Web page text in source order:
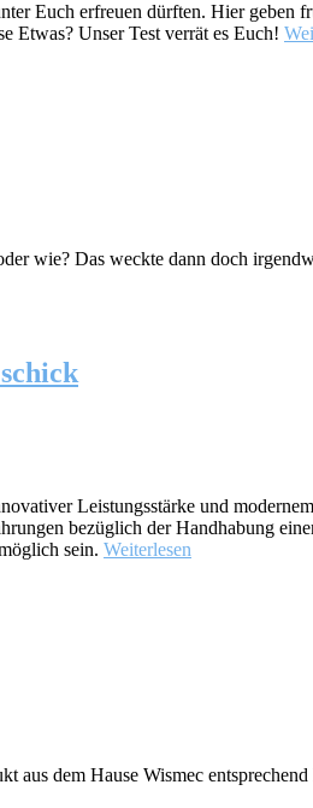
Euch erfreuen dürften. Hier geben
Etwas? Unser Test verrät es Euch!
wie? Das weckte dann doch
Leistungsstärke und
bezüglich der Handhabung
sein. Weiterlesen
aus dem Hause Wismec entsprechend